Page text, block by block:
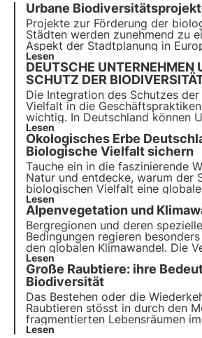
Urbane
Projekte zur Förderung der
Städten werden zunehmend zu
Aspekt der Stadtplanung in
70% der weltweiten
Städte entfallen, ist es
grüne Lösungen zu entwickeln.
Lesen
DEUTSCHE UNTERNEHMEN
SCHUTZ DER
Die Integration des Schutzes
Vielfalt in die
wichtig. In Deutschland können
eine Reihe von Projekten,
zurückgreifen, um neue
verantwortungsvolles
zu setzen.
Lesen
Ökologisches Erbe
Biologische Vielfalt sichern
Tauche ein in die faszinierende
Natur und entdecke, warum der
biologischen Vielfalt eine
ist. Erfahre mehr über die
Erhaltung von Lebensräumen,
Meere und die Rolle der
Bewältigung des Biodiversität.
Lesen
Alpenvegetation und
Bergregionen und deren
Bedingungen regieren
den globalen Klimawandel. Die
Temperatur, Niederschlag,
Bestand von Permafrost, wie
Bodenbewegungen beeinflussen
von Pflanzen nachhaltig.
Lesen
Große Raubtiere: ihre
Biodiversität
Das Bestehen oder die
Raubtieren stösst in durch den
fragmentierten Lebensräumen
Bestrebungen diese Raubtiere zu
Lesen